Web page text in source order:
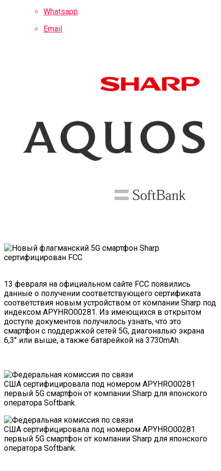
Whatsapp
Email
13 февраля на официальном сайте FCC появились
данные о получении соответствующего сертификата
соответствия новым устройством от компании Sharp под
индексом APYHRO00281. Из имеющихся в открытом
доступе документов получилось узнать, что это
смартфон с поддержкой сетей 5G, диагональю экрана
6,3″ или выше, а также батарейкой на 3730mAh.